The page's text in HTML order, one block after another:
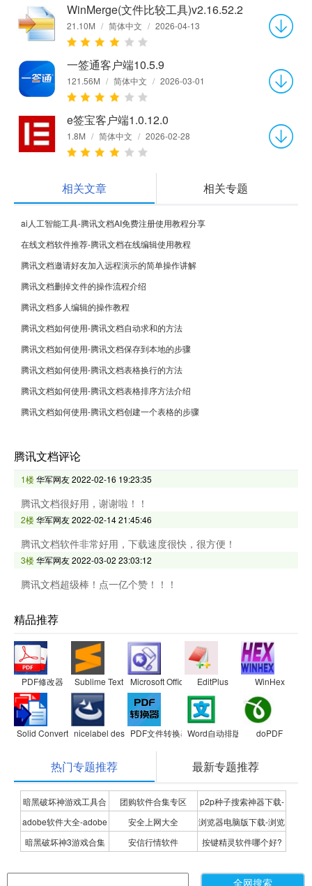
WinMerge(文件比较工具)v2.16.52.2
21.10M / 简体中文 / 2026-04-13
一签通客户端10.5.9
121.56M / 简体中文 / 2026-03-01
e签宝客户端1.0.12.0
1.8M / 简体中文 / 2026-02-28
相关文章 相关专题
ai人工智能工具-腾讯文档AI免费注册使用教程分享
在线文档软件推荐-腾讯文档在线编辑使用教程
腾讯文档邀请好友加入远程演示的简单操作讲解
腾讯文档删掉文件的操作流程介绍
腾讯文档多人编辑的操作教程
腾讯文档如何使用-腾讯文档自动求和的方法
腾讯文档如何使用-腾讯文档保存到本地的步骤
腾讯文档如何使用-腾讯文档表格换行的方法
腾讯文档如何使用-腾讯文档表格排序方法介绍
腾讯文档如何使用-腾讯文档创建一个表格的步骤
腾讯文档评论
1楼华军网友2022-02-16 19:23:35
腾讯文档很好用，谢谢啦！！
2楼华军网友2022-02-14 21:45:46
腾讯文档软件非常好用，下载速度很快，很方便！
3楼华军网友2022-03-02 23:03:12
腾讯文档超级棒！点一亿个赞！！！
精品推荐
PDF修改器 Sublime Text Microsoft Office FrontPage 2003
EditPlus WinHex
Solid Converter PDFnicelabel designerPDF文件转换器(PDF File Converter)
Word自动排版软件doPDF
热门专题推荐 最新专题推荐
暗黑破坏神游戏工具合
集
团购软件合集专区
p2p种子搜索神器下载-
P2P种子搜索神器专题
adobe软件大全-adobe
全系列软件下载-adobe
安全上网大全
浏览器电脑版下载-浏览
器下载合集
暗黑破坏神3游戏合集 安信行情软件
按键精灵软件哪个好?